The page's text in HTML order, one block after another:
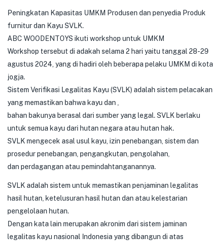
Peningkatan Kapasitas UMKM Produsen dan penyedia Produk
furnitur dan Kayu SVLK.
ABC WOODENTOYS ikuti workshop untuk UMKM
Workshop tersebut di adakah selama 2 hari yaitu tanggal 28-29
agustus 2024, yang di hadiri oleh beberapa pelaku UMKM di kota
jogja.
Sistem Verifikasi Legalitas Kayu (SVLK) adalah sistem pelacakan
yang memastikan bahwa kayu dan ,
bahan bakunya berasal dari sumber yang legal. SVLK berlaku
untuk semua kayu dari hutan negara atau hutan hak.
SVLK mengecek asal usul kayu, izin penebangan, sistem dan
prosedur penebangan, pengangkutan, pengolahan,
dan perdagangan atau pemindahtanganannya.
SVLK adalah sistem untuk memastikan penjaminan legalitas
hasil hutan, ketelusuran hasil hutan dan atau kelestarian
pengelolaan hutan.
Dengan kata lain merupakan akronim dari sistem jaminan
legalitas kayu nasional Indonesia yang dibangun di atas